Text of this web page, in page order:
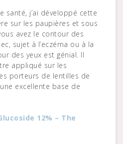
santé, j’ai développé cette
sur les paupières et sous
avez le contour des
sujet à l’eczéma ou à la
des yeux est génial. Il
appliqué sur les
porteurs de lentilles de
excellente base de
12% – The